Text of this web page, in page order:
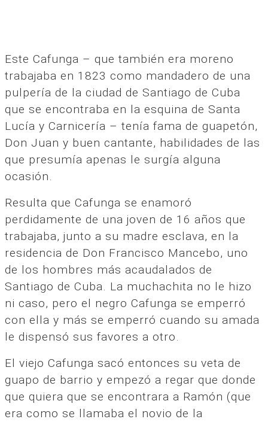
Este Cafunga – que también era moreno
trabajaba en 1823 como mandadero de una
pulpería de la ciudad de Santiago de Cuba
que se encontraba en la esquina de Santa
Lucía y Carnicería – tenía fama de guapetón,
Don Juan y buen cantante, habilidades de las
que presumía apenas le surgía alguna
ocasión.
Resulta que Cafunga se enamoró
perdidamente de una joven de 16 años que
trabajaba, junto a su madre esclava, en la
residencia de Don Francisco Mancebo, uno
de los hombres más acaudalados de
Santiago de Cuba. La muchachita no le hizo
ni caso, pero el negro Cafunga se emperró
con ella y más se emperró cuando su amada
le dispensó sus favores a otro.
El viejo Cafunga sacó entonces su veta de
guapo de barrio y empezó a regar que donde
que quiera que se encontrara a Ramón (que
era como se llamaba el novio de la